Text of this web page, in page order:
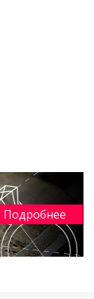
Подробнее